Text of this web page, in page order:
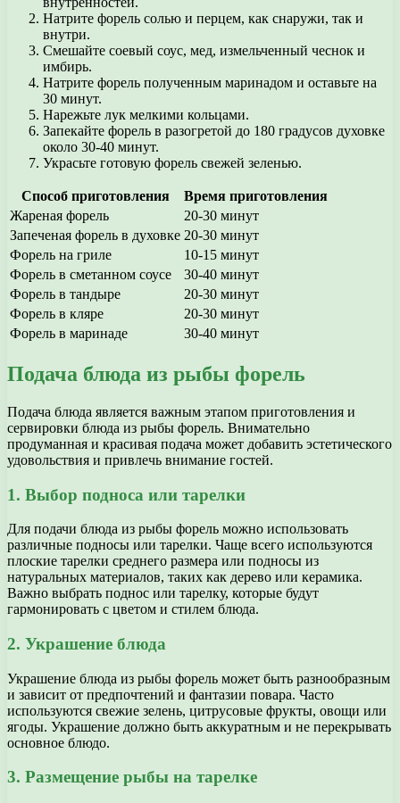
Натрите форель солью и перцем, как снаружи, так и
внутри.
Смешайте соевый соус, мед, измельченный чеснок и
имбирь.
Натрите форель полученным маринадом и оставьте на
30 минут.
Нарежьте лук мелкими кольцами.
Запекайте форель в разогретой до 180 градусов духовке
около 30-40 минут.
Украсьте готовую форель свежей зеленью.
Способ приготовления
Время приготовления
Жареная форель
20-30 минут
Запеченая форель в духовке 20-30 минут
Форель на гриле
10-15 минут
Форель в сметанном соусе
30-40 минут
Форель в тандыре
20-30 минут
Форель в кляре
20-30 минут
Форель в маринаде
30-40 минут
Подача блюда из рыбы форель
Подача блюда является важным этапом приготовления и
сервировки блюда из рыбы форель. Внимательно
продуманная и красивая подача может добавить эстетического
удовольствия и привлечь внимание гостей.
1. Выбор подноса или тарелки
Для подачи блюда из рыбы форель можно использовать
различные подносы или тарелки. Чаще всего используются
плоские тарелки среднего размера или подносы из
натуральных материалов, таких как дерево или керамика.
Важно выбрать поднос или тарелку, которые будут
гармонировать с цветом и стилем блюда.
2. Украшение блюда
Украшение блюда из рыбы форель может быть разнообразным
и зависит от предпочтений и фантазии повара. Часто
используются свежие зелень, цитрусовые фрукты, овощи или
ягоды. Украшение должно быть аккуратным и не перекрывать
основное блюдо.
3. Размещение рыбы на тарелке